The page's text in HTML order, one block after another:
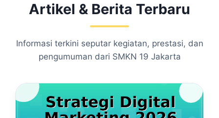
Artikel & Berita Terbaru
Informasi terkini seputar kegiatan, prestasi, dan
pengumuman dari SMKN 19 Jakarta